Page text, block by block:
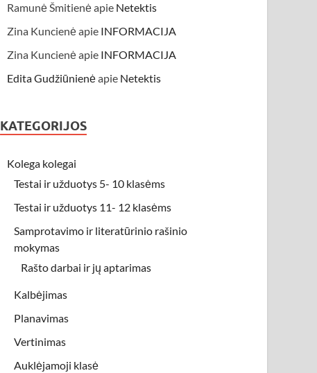
Ramunė Šmitienėapie Netektis
Zina Kuncienėapie INFORMACIJA
Zina Kuncienėapie INFORMACIJA
Edita Gudžiūnienėapie Netektis
KATEGORIJOS
Kolega kolegai
Testai ir užduotys 5- 10 klasėms
Testai ir užduotys 11- 12 klasėms
Samprotavimo ir literatūrinio rašinio
mokymas
Rašto darbai ir jų aptarimas
Kalbėjimas
Planavimas
Vertinimas
Auklėjamoji klasė